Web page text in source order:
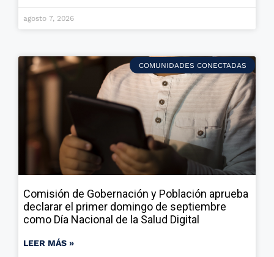
agosto 7, 2026
COMUNIDADES CONECTADAS
Comisión de Gobernación y Población aprueba
declarar el primer domingo de septiembre
como Día Nacional de la Salud Digital
LEER MÁS »